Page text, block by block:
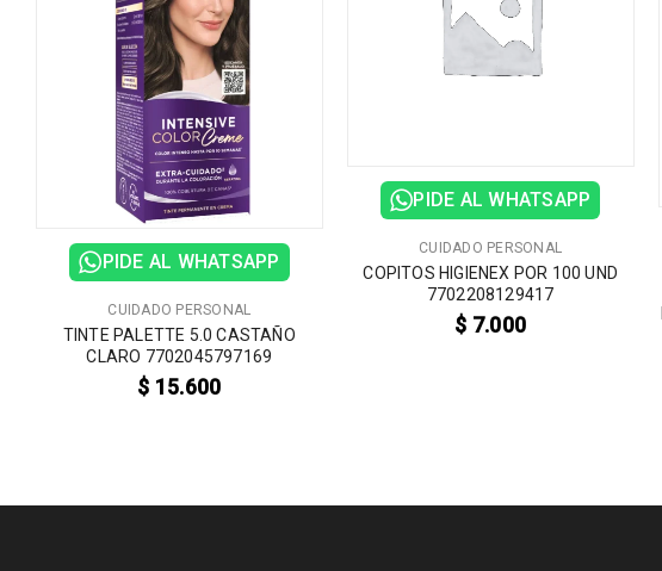
PIDE AL WHATSAPP
CUIDADO PERSONAL
TINTE PALETTE 5.0 CASTAÑO
CLARO 7702045797169
$ 15.600
PIDE AL WHATSAPP
CUIDADO PERSONAL
COPITOS HIGIENEX POR 100 UND
7702208129417
$ 7.000